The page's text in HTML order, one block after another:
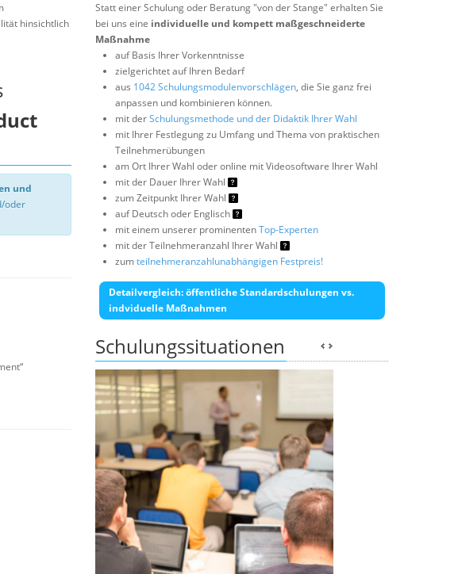
hinsichtlich
und
oder
Statt einer Schulung oder Beratung "von der Stange" erhalten Sie
bei uns eine individuelle und kompett maßgeschneiderte
Maßnahme
auf Basis Ihrer Vorkenntnisse
zielgerichtet auf Ihren Bedarf
aus 1042 Schulungsmodulenvorschlägen, die Sie ganz frei
anpassen und kombinieren können.
mit derSchulungsmethode und der Didaktik Ihrer Wahl
mit Ihrer Festlegung zu Umfang und Thema von praktischen
Teilnehmerübungen
am Ort Ihrer Wahl oder online mit Videosoftware Ihrer Wahl
mit der Dauer Ihrer Wahl
zum Zeitpunkt Ihrer Wahl
auf Deutsch oder Englisch
mit einem unserer prominentenTop-Experten
mit der Teilnehmeranzahl Ihrer Wahl
zumteilnehmeranzahlunabhängigen Festpreis!
Detailvergleich: öffentliche Standardschulungen vs.
indviduelle Maßnahmen
Schulungssituationen